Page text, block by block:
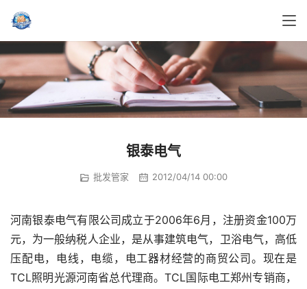
银泰电气
批发管家 2012/04/14 00:00
河南银泰电气有限公司成立于2006年6月，注册资金100万
元，为一般纳税人企业，是从事建筑电气，卫浴电气，高低
压配电，电线，电缆，电工器材经营的商贸公司。现在是
TCL照明光源河南省总代理商。TCL国际电工郑州专销商，